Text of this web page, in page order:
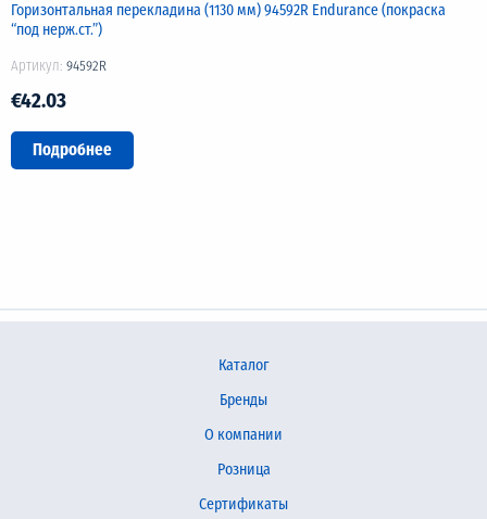
Горизонтальная перекладина (1130 мм) 94592R Endurance (покраска
“под нерж.ст.”)
Артикул: 94592R
€42.03
Подробнее
Каталог
Бренды
О компании
Розница
Сертификаты